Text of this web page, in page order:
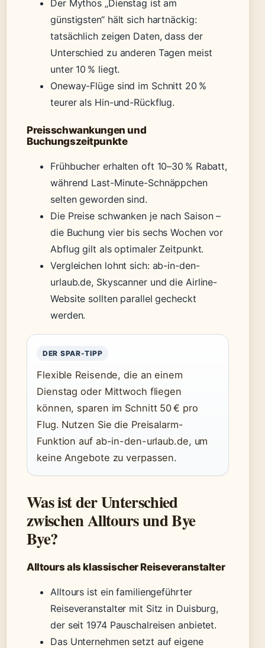
Der Mythos „Dienstag ist am
günstigsten“ hält sich hartnäckig:
tatsächlich zeigen Daten, dass der
Unterschied zu anderen Tagen meist
unter 10 % liegt.
Oneway-Flüge sind im Schnitt 20 %
teurer als Hin-und-Rückflug.
Preisschwankungen und
Buchungszeitpunkte
Frühbucher erhalten oft 10–30 % Rabatt,
während Last-Minute-Schnäppchen
selten geworden sind.
Die Preise schwanken je nach Saison –
die Buchung vier bis sechs Wochen vor
Abflug gilt als optimaler Zeitpunkt.
Vergleichen lohnt sich: ab-in-den-
urlaub.de, Skyscanner und die Airline-
Website sollten parallel gecheckt
werden.
DER SPAR-TIPP
Flexible Reisende, die an einem
Dienstag oder Mittwoch fliegen
können, sparen im Schnitt 50 € pro
Flug. Nutzen Sie die Preisalarm-
Funktion auf ab-in-den-urlaub.de, um
keine Angebote zu verpassen.
Was ist der Unterschied
zwischen Alltours und Bye
Bye?
Alltours als klassischer Reiseveranstalter
Alltours ist ein familiengeführter
Reiseveranstalter mit Sitz in Duisburg,
der seit 1974 Pauschalreisen anbietet.
Das Unternehmen setzt auf eigene